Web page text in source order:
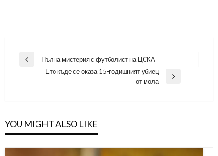
Навигация
Previous
Пълна мистерия с футболист на ЦСКА
Ето къде се оказа 15-годишният убиец
от мола
YOU MIGHT ALSO LIKE